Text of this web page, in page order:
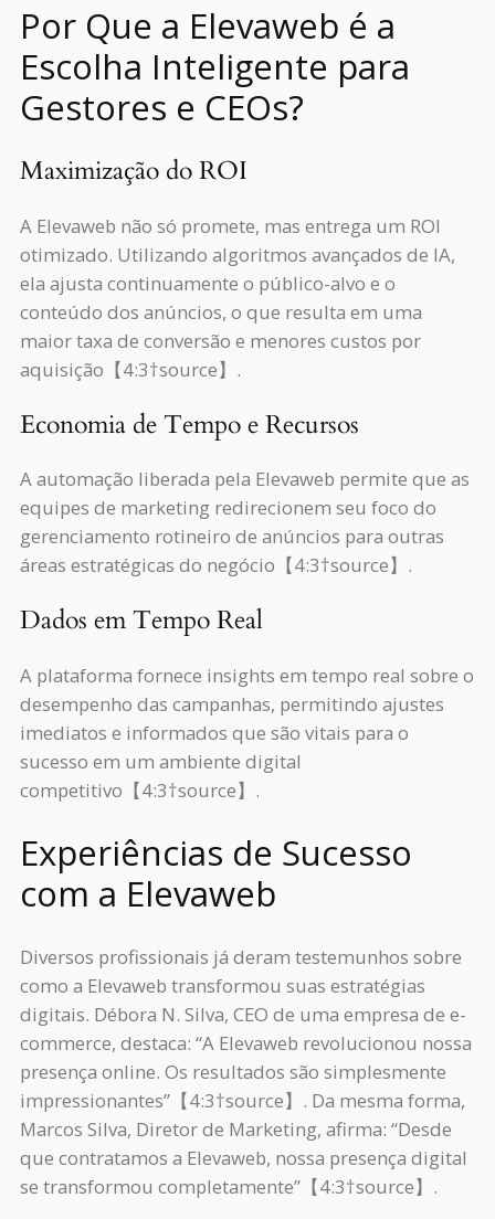
Por Que a Elevaweb é a
Escolha Inteligente para
Gestores e CEOs?
Maximização do ROI
A Elevaweb não só promete, mas entrega um ROI
otimizado. Utilizando algoritmos avançados de IA,
ela ajusta continuamente o público-alvo e o
conteúdo dos anúncios, o que resulta em uma
maior taxa de conversão e menores custos por
aquisição【4:3†source】.
Economia de Tempo e Recursos
A automação liberada pela Elevaweb permite que as
equipes de marketing redirecionem seu foco do
gerenciamento rotineiro de anúncios para outras
áreas estratégicas do negócio【4:3†source】.
Dados em Tempo Real
A plataforma fornece insights em tempo real sobre o
desempenho das campanhas, permitindo ajustes
imediatos e informados que são vitais para o
sucesso em um ambiente digital
competitivo【4:3†source】.
Experiências de Sucesso
com a Elevaweb
Diversos profissionais já deram testemunhos sobre
como a Elevaweb transformou suas estratégias
digitais. Débora N. Silva, CEO de uma empresa de e-
commerce, destaca: “A Elevaweb revolucionou nossa
presença online. Os resultados são simplesmente
impressionantes”【4:3†source】. Da mesma forma,
Marcos Silva, Diretor de Marketing, afirma: “Desde
que contratamos a Elevaweb, nossa presença digital
se transformou completamente”【4:3†source】.